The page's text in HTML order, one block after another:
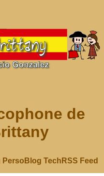
de
Perso Blog Tech RSS Feed